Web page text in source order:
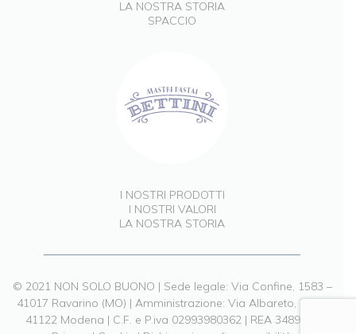
LA NOSTRA STORIA
SPACCIO
I NOSTRI PRODOTTI
I NOSTRI VALORI
LA NOSTRA STORIA
© 2021 NON SOLO BUONO | Sede legale: Via Confine, 1583 –
41017 Ravarino (MO) | Amministrazione: Via Albareto, 211 –
41122 Modena | C.F. e P.iva 02993980362 | REA 348903 |